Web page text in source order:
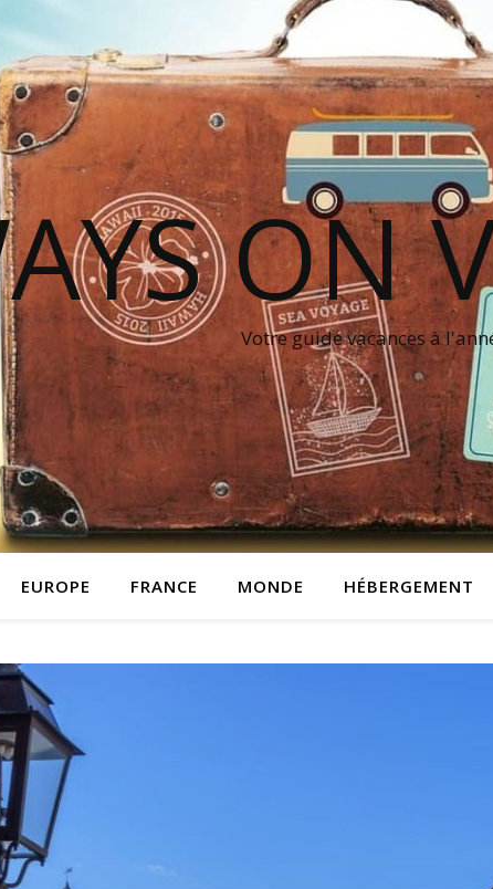
ON
Votre guide vacances à
EUROPE FRANCE MONDE HÉBERGEMENT